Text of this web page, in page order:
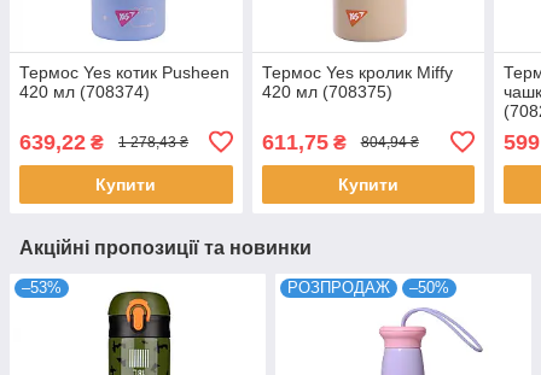
Термос Yes котик Pusheen
420 мл (708374)
639,22 ₴ 1 278,43 ₴
Купити
Термос Yes кролик Miffy
420 мл (708375)
611,75₴ 804,94 ₴
Купити
599
Акційні пропозиції та новинки
–53% РОЗПРОДАЖ –50%